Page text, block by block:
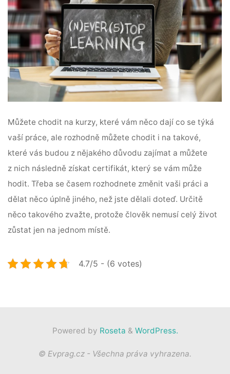
Můžete chodit na kurzy, které vám něco dají co se týká
vaší práce, ale rozhodně můžete chodit i na takové,
které vás budou z nějakého důvodu zajímat a můžete
z nich následně získat certifikát, který se vám může
hodit. Třeba se časem rozhodnete změnit vaši práci a
dělat něco úplně jiného, než jste dělali doteď. Určitě
něco takového zvažte, protože člověk nemusí celý život
zůstat jen na jednom místě.
4.7/5 - (6 votes)
Powered by Roseta & WordPress.
© Evprag.cz - Všechna práva vyhrazena.